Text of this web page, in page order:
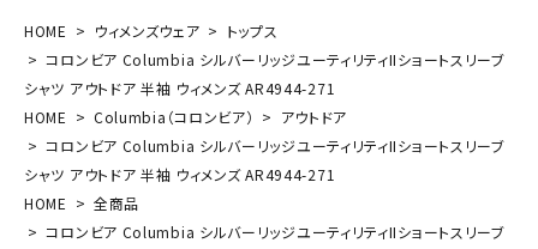
HOME ウィメンズウェア
トップス
コロンビア Columbia シルバーリッジユーティリティIIショートスリーブ
シャツ アウトドア 半袖 ウィメンズ AR4944-271
HOME
Columbia（コロンビア）
アウトドア
コロンビア Columbia シルバーリッジユーティリティIIショートスリーブ
シャツ アウトドア 半袖 ウィメンズ AR4944-271
HOME
全商品
コロンビア Columbia シルバーリッジユーティリティIIショートスリーブ